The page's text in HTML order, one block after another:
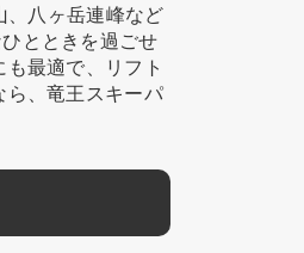
、八ヶ岳連峰など
とときを過ごせ
最適で、リフト
ら、竜王スキーパ